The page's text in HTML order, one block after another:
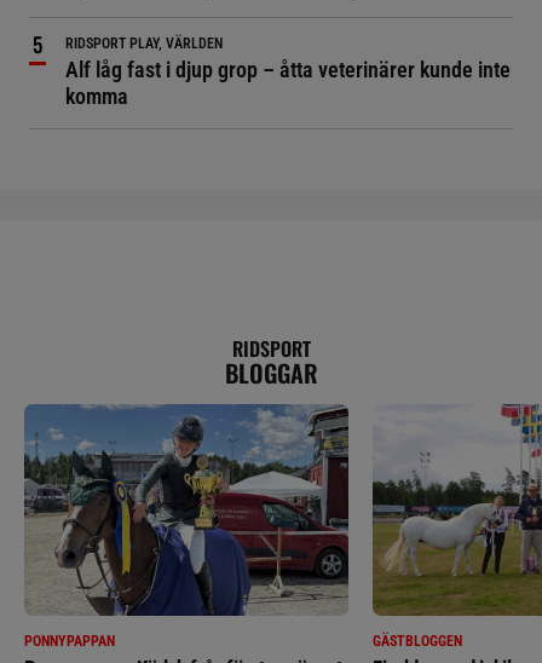
RIDSPORT PLAY, VÄRLDEN
Alf låg fast i djup grop – åtta veterinärer kunde inte
komma
RIDSPORT
BLOGGAR
PONNYPAPPAN GÄSTBLOGGEN